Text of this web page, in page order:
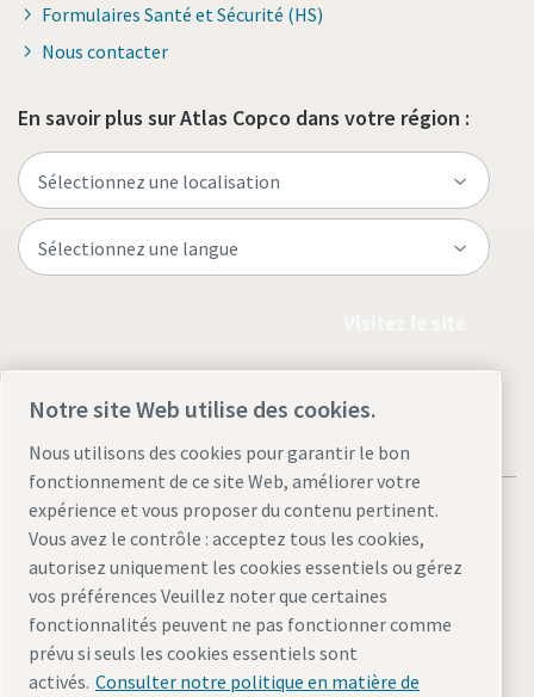
Formulaires Santé et Sécurité (HS)
Nous contacter
En savoir plus sur Atlas Copco dans votre région :
Mentions légales et déclaration de confidentialité
Gérer les cookies AccessibilitéPlan du site
© 2026 Atlas Copco AB
Notre site Web utilise des cookies.
Nous utilisons des cookies pour garantir le bon
fonctionnement de ce site Web, améliorer votre
expérience et vous proposer du contenu pertinent.
Vous avez le contrôle : acceptez tous les cookies,
autorisez uniquement les cookies essentiels ou gérez
vos préférences Veuillez noter que certaines
fonctionnalités peuvent ne pas fonctionner comme
prévu si seuls les cookies essentiels sont
activés. Consulter notre politique en matière de